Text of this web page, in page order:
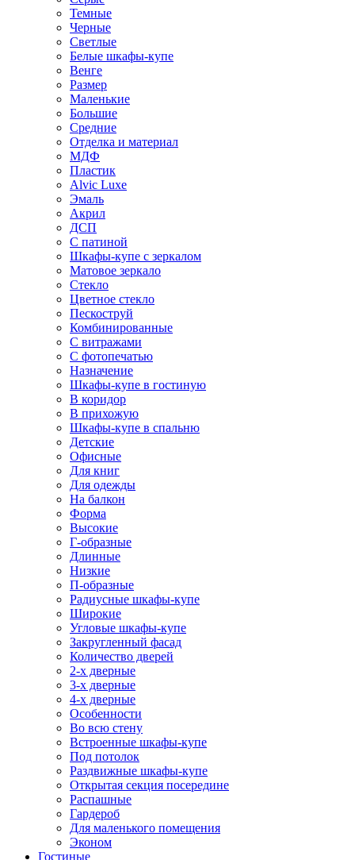
Темные
Черные
Светлые
Белые шкафы-купе
Венге
Размер
Маленькие
Большие
Средние
Отделка и материал
МДФ
Пластик
Alvic Luxe
Эмаль
Акрил
ДСП
С патиной
Шкафы-купе с зеркалом
Матовое зеркало
Стекло
Цветное стекло
Пескоструй
Комбинированные
С витражами
С фотопечатью
Назначение
Шкафы-купе в гостиную
В коридор
В прихожую
Шкафы-купе в спальню
Детские
Офисные
Для книг
Для одежды
На балкон
Форма
Высокие
Г-образные
Длинные
Низкие
П-образные
Радиусные шкафы-купе
Широкие
Угловые шкафы-купе
Закругленный фасад
Количество дверей
2-х дверные
3-х дверные
4-х дверные
Особенности
Во всю стену
Встроенные шкафы-купе
Под потолок
Раздвижные шкафы-купе
Открытая секция посередине
Распашные
Гардероб
Для маленького помещения
Эконом
Гостиные